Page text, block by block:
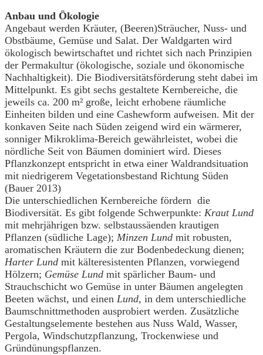
Anbau und Ökologie
Angebaut werden Kräuter, (Beeren)Sträucher, Nuss- und
Obstbäume, Gemüse und Salat. Der Waldgarten wird
ökologisch bewirtschaftet und richtet sich nach Prinzipien
der Permakultur (ökologische, soziale und ökonomische
Nachhaltigkeit). Die Biodiversitätsförderung steht dabei im
Mittelpunkt. Es gibt sechs gestaltete Kernbereiche, die
jeweils ca. 200 m² große, leicht erhobene räumliche
Einheiten bilden und eine Cashewform aufweisen. Mit der
konkaven Seite nach Süden zeigend wird ein wärmerer,
sonniger Mikroklima-Bereich gewährleistet, wobei die
nördliche Seit von Bäumen dominiert wird. Dieses
Pflanzkonzept entspricht in etwa einer Waldrandsituation
mit niedrigerem Vegetationsbestand Richtung Süden
(Bauer 2013)
Die unterschiedlichen Kernbereiche fördern die
Biodiversität. Es gibt folgende Schwerpunkte: Kraut Lund
mit mehrjährigen bzw. selbstaussäenden krautigen
Pflanzen (südliche Lage); Minzen Lund mit robusten,
aromatischen Kräutern die zur Bodenbedeckung dienen;
Harter Lund mit kälteresistenten Pflanzen, vorwiegend
Hölzern; Gemüse Lund mit spärlicher Baum- und
Strauchschicht wo Gemüse in unter Bäumen angelegten
Beeten wächst, und einen Lund, in dem unterschiedliche
Baumschnittmethoden ausprobiert werden. Zusätzliche
Gestaltungselemente bestehen aus Nuss Wald, Wasser,
Pergola, Windschutzpflanzung, Trockenwiese und
Gründünungspflanzen.